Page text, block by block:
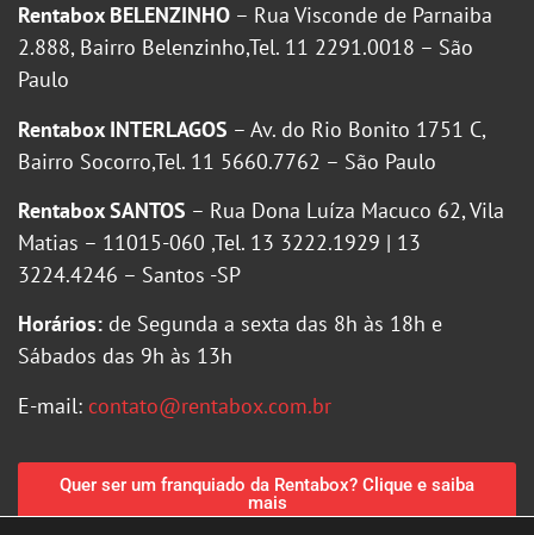
Rentabox BELENZINHO – Rua Visconde de Parnaiba
2.888, Bairro Belenzinho,Tel. 11 2291.0018 – São
Paulo
Rentabox INTERLAGOS – Av. do Rio Bonito 1751 C,
Bairro Socorro,Tel. 11 5660.7762 – São Paulo
Rentabox SANTOS – Rua Dona Luíza Macuco 62, Vila
Matias – 11015-060 ,Tel. 13 3222.1929 | 13
3224.4246 – Santos -SP
Horários: de Segunda a sexta das 8h às 18h e
Sábados das 9h às 13h
E-mail: contato@rentabox.com.br
Quer ser um franquiado da Rentabox? Clique e saiba
mais